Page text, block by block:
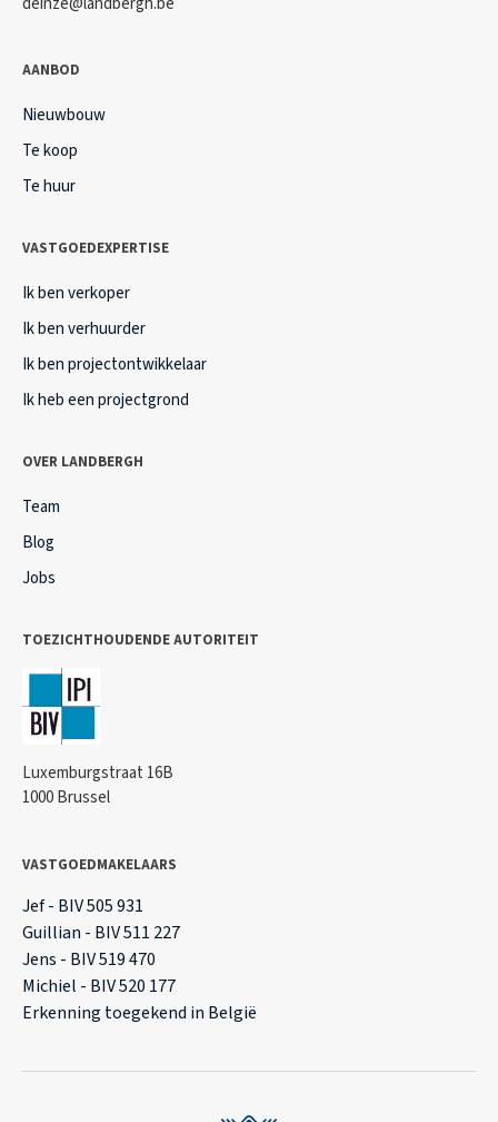
AANBOD
Nieuwbouw
Te koop
Te huur
VASTGOEDEXPERTISE
Ik ben verkoper
Ik ben verhuurder
Ik ben projectontwikkelaar
Ik heb een projectgrond
OVER LANDBERGH
Team
Blog
Jobs
TOEZICHTHOUDENDE AUTORITEIT
Luxemburgstraat 16B
1000 Brussel
VASTGOEDMAKELAARS
Jef - BIV 505 931
Guillian - BIV 511 227
Jens - BIV 519 470
Michiel - BIV 520 177
Erkenning toegekend in België